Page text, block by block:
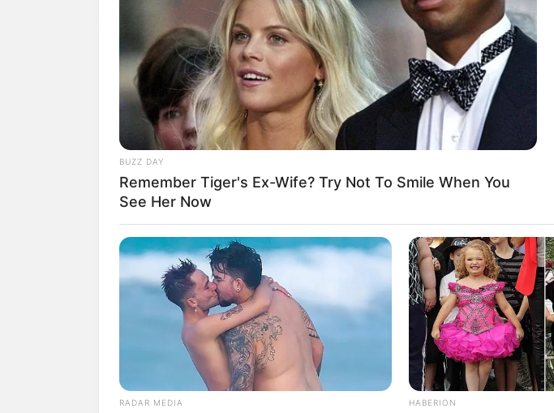
BUZZ DAY
Remember Tiger's Ex-Wife? Try Not To Smile When You
See Her Now
RADAR MEDIA HABERION